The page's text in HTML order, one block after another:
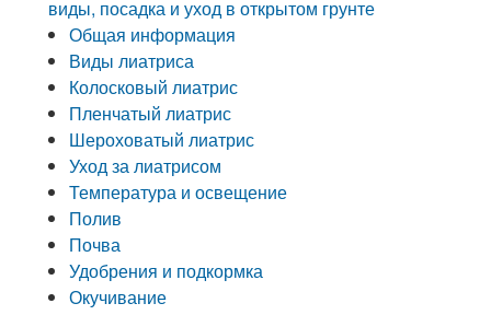
виды, посадка и уход в открытом грунте
Общая информация
Виды лиатриса
Колосковый лиатрис
Пленчатый лиатрис
Шероховатый лиатрис
Уход за лиатрисом
Температура и освещение
Полив
Почва
Удобрения и подкормка
Окучивание